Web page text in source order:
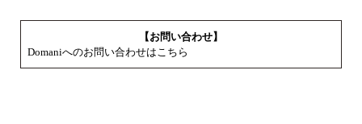
【お問い合わせ】
Domaniへのお問い合わせはこちら